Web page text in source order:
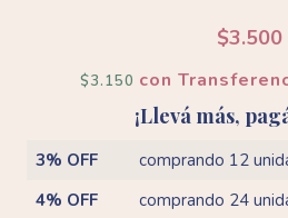
$3.500
$3.150 con
¡Llevá más,
3% OFF
comprando 12
4% OFF
comprando 24